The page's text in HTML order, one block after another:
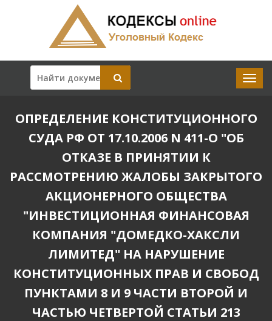
ОПРЕДЕЛЕНИЕ КОНСТИТУЦИОННОГО
СУДА РФ ОТ 17.10.2006 N 411-О "ОБ
ОТКАЗЕ В ПРИНЯТИИ К
РАССМОТРЕНИЮ ЖАЛОБЫ ЗАКРЫТОГО
АКЦИОНЕРНОГО ОБЩЕСТВА
"ИНВЕСТИЦИОННАЯ ФИНАНСОВАЯ
КОМПАНИЯ "ДОМЕДКО-ХАКСЛИ
ЛИМИТЕД" НА НАРУШЕНИЕ
КОНСТИТУЦИОННЫХ ПРАВ И СВОБОД
ПУНКТАМИ 8 И 9 ЧАСТИ ВТОРОЙ И
ЧАСТЬЮ ЧЕТВЕРТОЙ СТАТЬИ 213